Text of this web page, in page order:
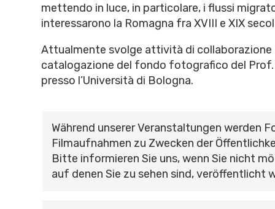
mettendo in luce, in particolare, i flussi
interessarono la Romagna fra XVIII e XIX
Attualmente svolge attività di collaborazione
catalogazione del fondo fotografico del
presso l’Università di Bologna.
Während unserer Veranstaltungen werden
Filmaufnahmen zu Zwecken der
Bitte informieren Sie uns, wenn Sie nicht
auf denen Sie zu sehen sind, veröffentlicht